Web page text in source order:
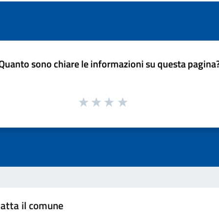
sono chiare le informazioni su questa
il comune